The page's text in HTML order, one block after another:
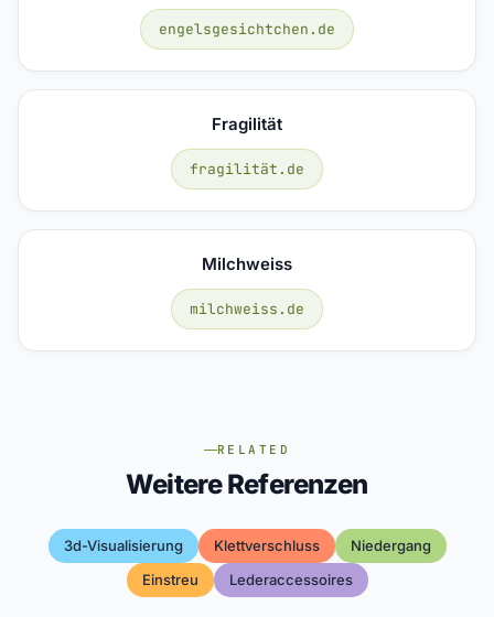
engelsgesichtchen.de
Fragilität
fragilität.de
Milchweiss
milchweiss.de
RELATED
Weitere Referenzen
3d-Visualisierung Klettverschluss
Niedergang
Einstreu
Lederaccessoires